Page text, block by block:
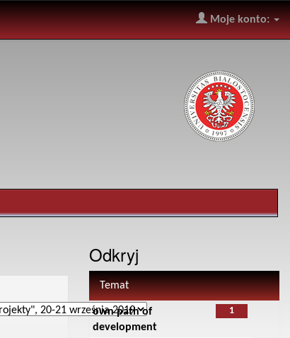
Moje konto:
Odkryj
Temat
1
own path of
development